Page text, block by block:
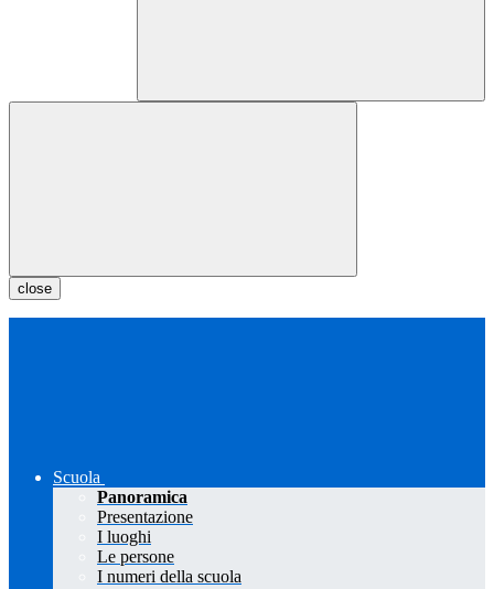
close
Scuola
Panoramica
Presentazione
I luoghi
Le persone
I numeri della scuola